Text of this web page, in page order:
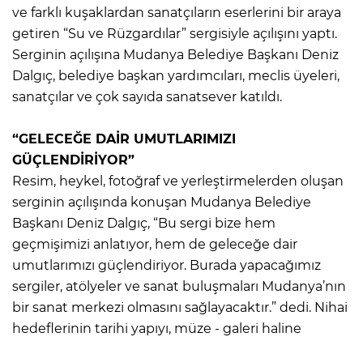
ve farklı kuşaklardan sanatçıların eserlerini bir araya
getiren “Su ve Rüzgardılar” sergisiyle açılışını yaptı.
Serginin açılışına Mudanya Belediye Başkanı Deniz
Dalgıç, belediye başkan yardımcıları, meclis üyeleri,
sanatçılar ve çok sayıda sanatsever katıldı.
“GELECEĞE DAİR UMUTLARIMIZI
GÜÇLENDİRİYOR”
Resim, heykel, fotoğraf ve yerleştirmelerden oluşan
serginin açılışında konuşan Mudanya Belediye
Başkanı Deniz Dalgıç, “Bu sergi bize hem
geçmişimizi anlatıyor, hem de geleceğe dair
umutlarımızı güçlendiriyor. Burada yapacağımız
sergiler, atölyeler ve sanat buluşmaları Mudanya’nın
bir sanat merkezi olmasını sağlayacaktır.” dedi. Nihai
hedeflerinin tarihi yapıyı, müze - galeri haline